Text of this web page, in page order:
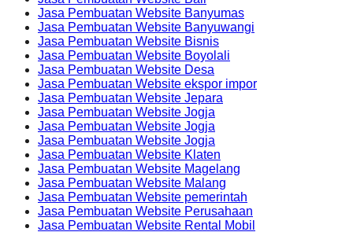
Jasa Pembuatan Website Banyumas
Jasa Pembuatan Website Banyuwangi
Jasa Pembuatan Website Bisnis
Jasa Pembuatan Website Boyolali
Jasa Pembuatan Website Desa
Jasa Pembuatan Website ekspor impor
Jasa Pembuatan Website Jepara
Jasa Pembuatan Website Jogja
Jasa Pembuatan Website Jogja
Jasa Pembuatan Website Jogja
Jasa Pembuatan Website Klaten
Jasa Pembuatan Website Magelang
Jasa Pembuatan Website Malang
Jasa Pembuatan Website pemerintah
Jasa Pembuatan Website Perusahaan
Jasa Pembuatan Website Rental Mobil